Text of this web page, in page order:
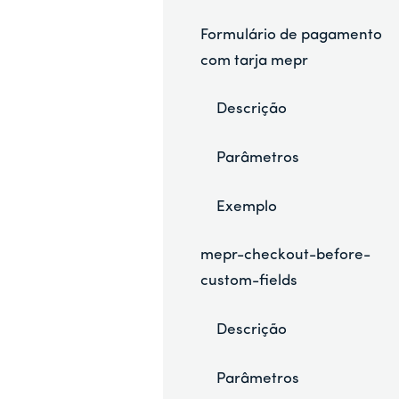
Formulário de pagamento
com tarja mepr
Descrição
Parâmetros
Exemplo
mepr-checkout-before-
custom-fields
Descrição
Parâmetros